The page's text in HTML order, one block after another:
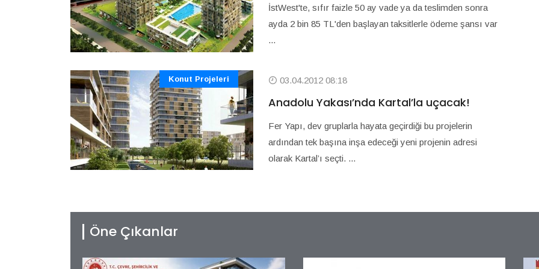
İstWest'te, sıfır faizle 50 ay vade ya da teslimden sonra
ayda 2 bin 85 TL'den başlayan taksitlerle ödeme şansı var
...
Konut Projeleri 03.04.2012 08:18
Anadolu Yakası’nda Kartal’la uçacak!
Fer Yapı, dev gruplarla hayata geçirdiği bu projelerin
ardından tek başına inşa edeceği yeni projenin adresi
olarak Kartal’ı seçti. ...
Öne Çıkanlar